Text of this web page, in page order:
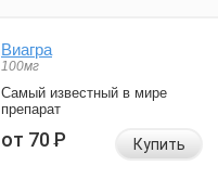
Виагра
100мг
Самый известный в мире
препарат
от 70Р Купить